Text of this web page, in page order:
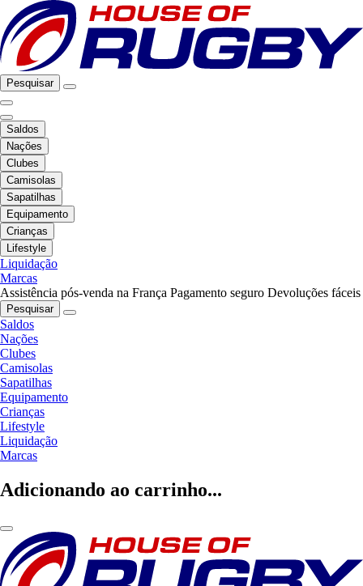
Pesquisar
Saldos
Nações
Clubes
Camisolas
Sapatilhas
Equipamento
Crianças
Lifestyle
Liquidação
Marcas
Assistência pós-venda na França Pagamento seguro Devoluções fáceis
Pesquisar
Saldos
Nações
Clubes
Camisolas
Sapatilhas
Equipamento
Crianças
Lifestyle
Liquidação
Marcas
Adicionando ao carrinho...